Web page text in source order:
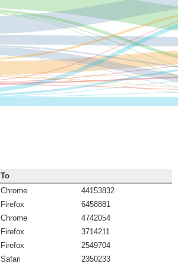
To
Chrome
44153832
Firefox
6458881
Chrome
4742054
Firefox
3714211
Firefox
2549704
Safari
2350233